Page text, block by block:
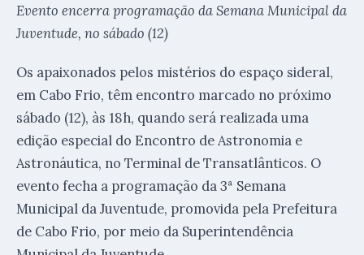
Evento encerra programação da Semana Municipal da
Juventude, no sábado (12)
Os apaixonados pelos mistérios do espaço sideral,
em Cabo Frio, têm encontro marcado no próximo
sábado (12), às 18h, quando será realizada uma
edição especial do Encontro de Astronomia e
Astronáutica, no Terminal de Transatlânticos. O
evento fecha a programação da 3ª Semana
Municipal da Juventude, promovida pela Prefeitura
de Cabo Frio, por meio da Superintendência